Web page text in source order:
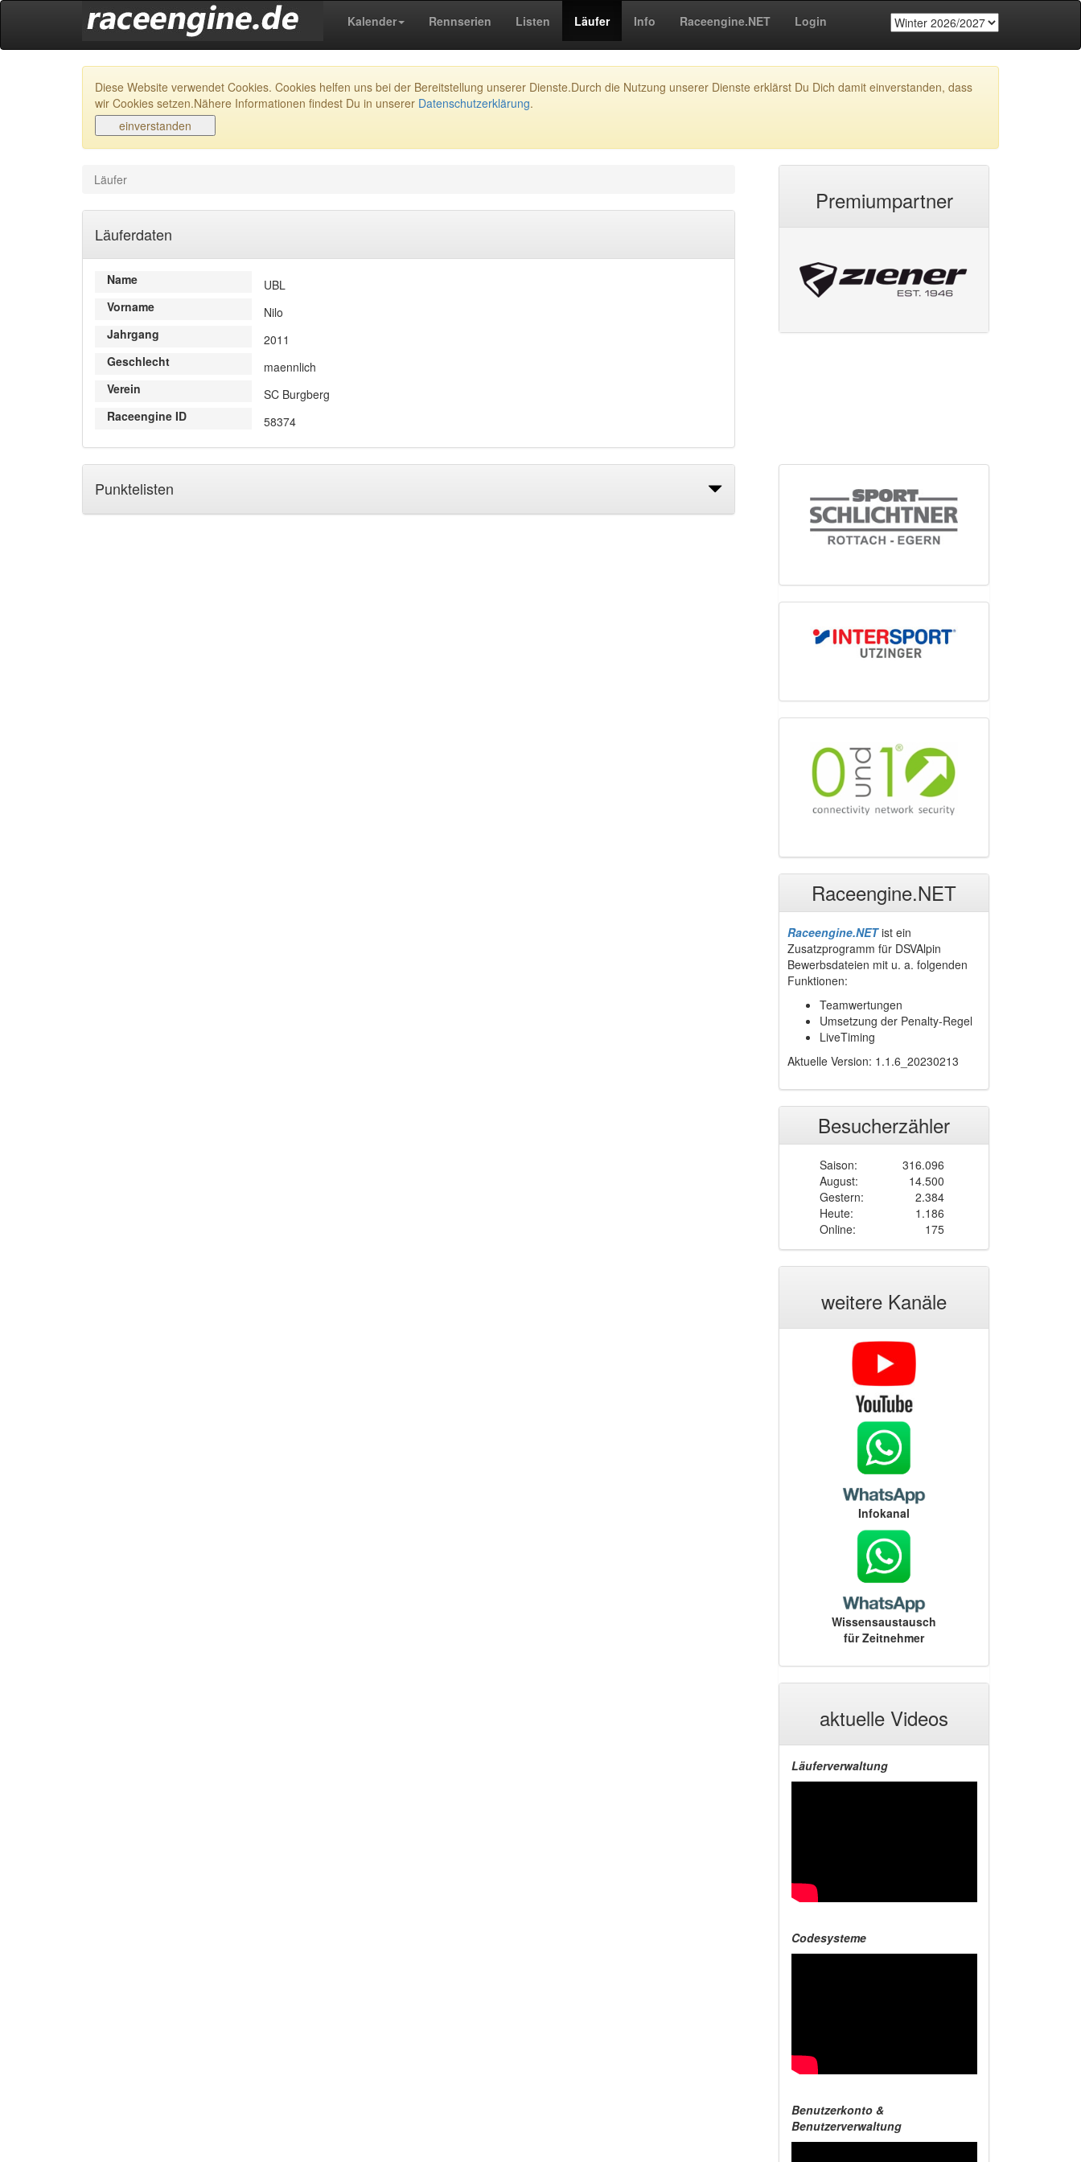
Kalender Rennserien Listen Läufer Info Raceengine.NET Login
Diese Website verwendet Cookies. Cookies helfen uns bei der Bereitstellung unserer Dienste.Durch die Nutzung unserer Dienste erklärst Du Dich damit einverstanden, dass
wir Cookies setzen.Nähere Informationen findest Du in unserer Datenschutzerklärung.
Läufer
Läuferdaten
Name
UBL
Vorname
Nilo
Jahrgang
2011
Geschlecht
maennlich
Verein
SC Burgberg
Raceengine ID
58374
Premiumpartner
Punktelisten
Raceengine.NET
Raceengine.NETist ein
Zusatzprogramm für DSVAlpin
Bewerbsdateien mit u. a. folgenden
Funktionen:
Teamwertungen
Umsetzung der Penalty-Regel
LiveTiming
Aktuelle Version: 1.1.6_20230213
Besucherzähler
Saison:
316.096
August:
14.500
Gestern:
2.384
Heute:
1.186
Online:
175
weitere Kanäle
Infokanal
Wissensaustausch
für Zeitnehmer
aktuelle Videos
Läuferverwaltung
Codesysteme
Benutzerkonto &
Benutzerverwaltung